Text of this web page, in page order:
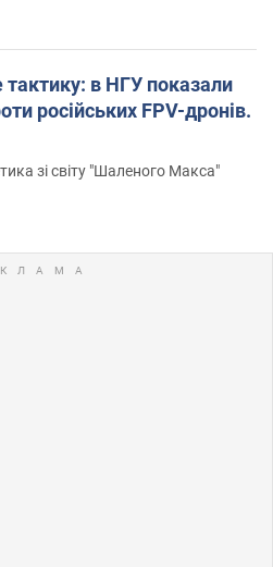
в НГУ показали
російських FPV-дронів.
зі світу "Шаленого Макса"